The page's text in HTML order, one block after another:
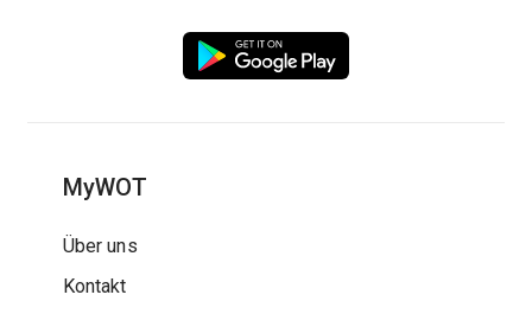
MyWOT
Über uns
Kontakt